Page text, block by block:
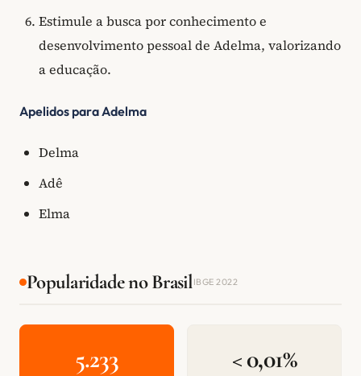
Estimule a busca por conhecimento e
desenvolvimento pessoal de Adelma, valorizando
a educação.
Apelidos para Adelma
Delma
Adê
Elma
Popularidade no BrasilIBGE 2022
5.233 < 0,01%